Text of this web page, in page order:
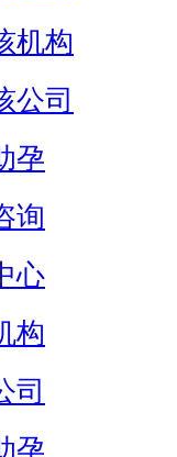
机构
公司
孕
询
心
构
司
孕